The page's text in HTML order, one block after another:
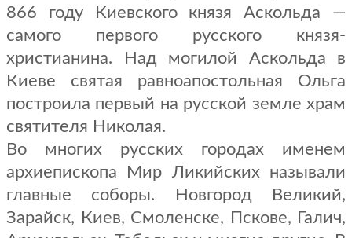
866 году Киевского князя Аскольда —
самого первого русского князя-
христианина. Над могилой Аскольда в
Киеве святая равноапостольная Ольга
построила первый на русской земле храм
святителя Николая.
Во многих русских городах именем
архиепископа Мир Ликийских называли
главные соборы. Новгород Великий,
Зарайск, Киев, Смоленске, Пскове, Галич,